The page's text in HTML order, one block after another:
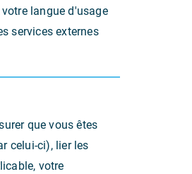
langue d'usage
services externes
que vous êtes
celui-ci), lier les
votre